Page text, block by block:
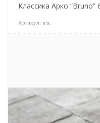
Классика Арко “Bruno”
Артикул: n/a